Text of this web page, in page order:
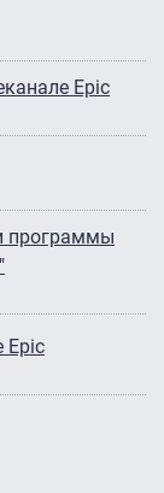
Epic
программы
Epic
страница
страница